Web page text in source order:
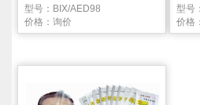
型号：BIX/AED98
价格：询价
型号
价格